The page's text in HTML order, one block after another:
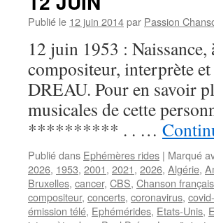
Publié le 12 juin 2014par Passion
12 juin 1953 :
compositeur, interprète
DREAU. Pour en savoir
musicales de cette
********** . . …
Publié dans Ephémères rides | Marqué
2026, 1953, 2001, 2021, 2026, Algérie,
Bruxelles, cancer, CBS, Chanson
compositeur, concerts, coronavirus,
émission télé, Ephémérides, Etats-Unis,